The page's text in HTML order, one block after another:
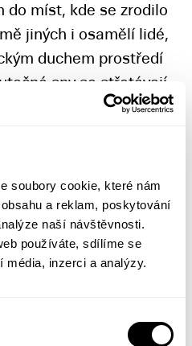
soubory cookie, které nám
a reklam, poskytování
naší návštěvnosti.
používáte, sdílíme se
média, inzerci a analýzy.
do míst, kde se zrodilo
jiných i osamělí lidé,
duchem prostředí
sny se střetávají
otce, který se
osudu starého
bedrech nese
nebo v líčení ženy, jež
zvrácené dopisy.
mistrovství je tu opět
a zároveň kritické